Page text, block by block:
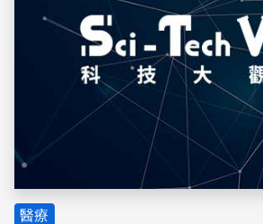
醫療